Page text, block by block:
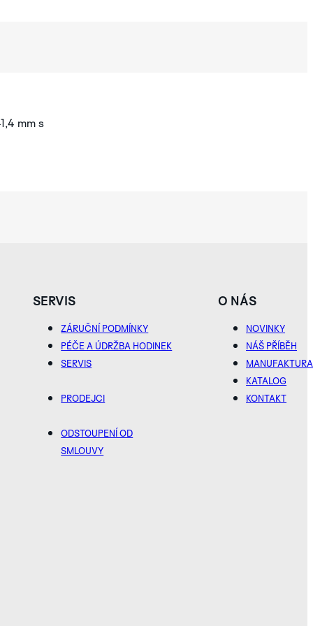
mm s
SERVIS
ZÁRUČNÍ PODMÍNKY
PÉČE A ÚDRŽBA HODINEK
SERVIS
PRODEJCI
ODSTOUPENÍ OD
SMLOUVY
O NÁS
NOVINKY
NÁŠ PŘÍBĚH
MANUFAKTURA
KATALOG
KONTAKT